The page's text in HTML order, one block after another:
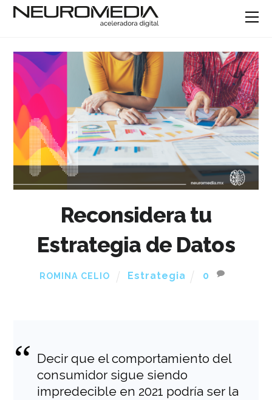
Reconsidera tu
Estrategia de Datos
ROMINA CELIO Estrategia 0
Decir que el comportamiento del
consumidor sigue siendo
impredecible en 2021 podría ser la